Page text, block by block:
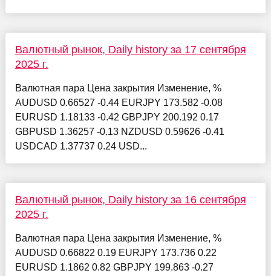
Валютный рынок, Daily history за 17 сентября
2025 г.
Валютная пара Цена закрытия Изменение, %
AUDUSD 0.66527 -0.44 EURJPY 173.582 -0.08
EURUSD 1.18133 -0.42 GBPJPY 200.192 0.17
GBPUSD 1.36257 -0.13 NZDUSD 0.59626 -0.41
USDCAD 1.37737 0.24 USD...
Валютный рынок, Daily history за 16 сентября
2025 г.
Валютная пара Цена закрытия Изменение, %
AUDUSD 0.66822 0.19 EURJPY 173.736 0.22
EURUSD 1.1862 0.82 GBPJPY 199.863 -0.27